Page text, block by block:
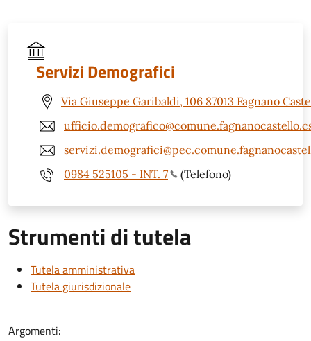
Servizi Demografici
Via Giuseppe Garibaldi, 106 87013 Fagnano
0984 525105 - INT. 7
(Telefono)
Strumenti di tutela
Tutela amministrativa
Tutela giurisdizionale
Argomenti: